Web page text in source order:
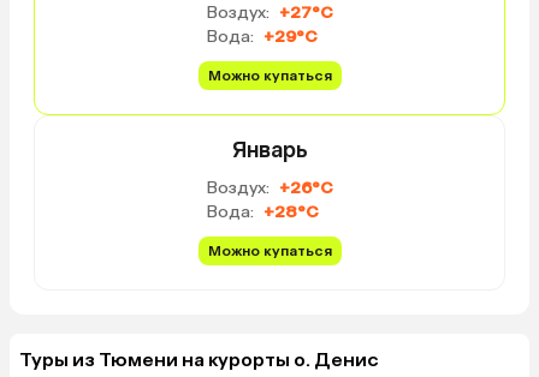
Воздух: +27°C
Вода: +29°C
Можно купаться
Январь
Воздух: +26°C
Вода: +28°C
Можно купаться
Туры из Тюмени на курорты о. Денис